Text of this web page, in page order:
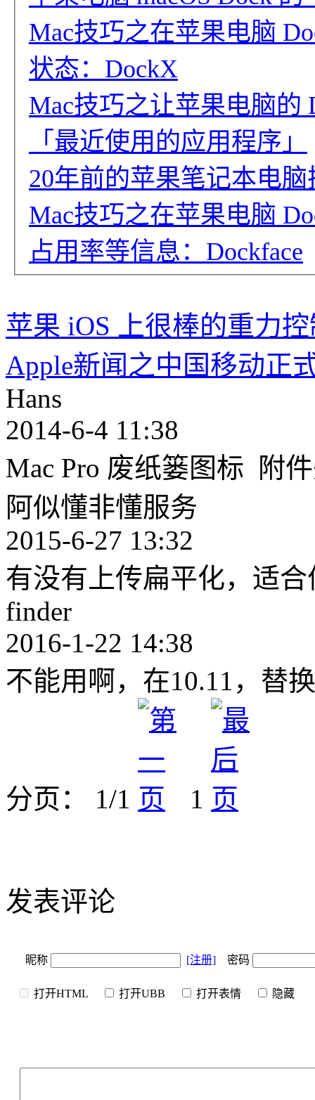
Mac技巧之在苹果电脑
状态：DockX
Mac技巧之让苹果电脑的
「最近使用的应用程序」
20年前的苹果笔记本电脑
Mac技巧之在苹果电脑
占用率等信息：Dockface
苹果 iOS 上很棒的重力
Apple新闻之中国移动正
Hans
2014-6-4 11:38
Mac Pro 废纸篓图标 附
阿似懂非懂服务
2015-6-27 13:32
有没有上传扁平化，适
finder
2016-1-22 14:38
不能用啊，在10.11，替
分页： 1/1 1
发表评论
昵称 [注册] 密码
打开HTML 打开UBB 打开表情 隐